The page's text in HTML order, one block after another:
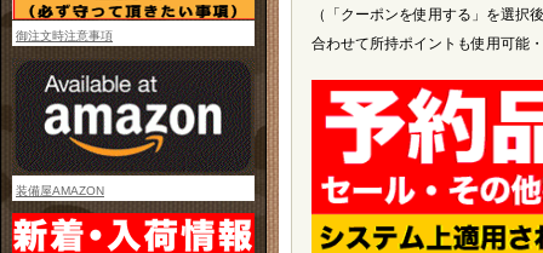
（「クーポンを使用する」を選択
合わせて所持ポイントも使用可能
御注文時注意事項
装備屋AMAZON